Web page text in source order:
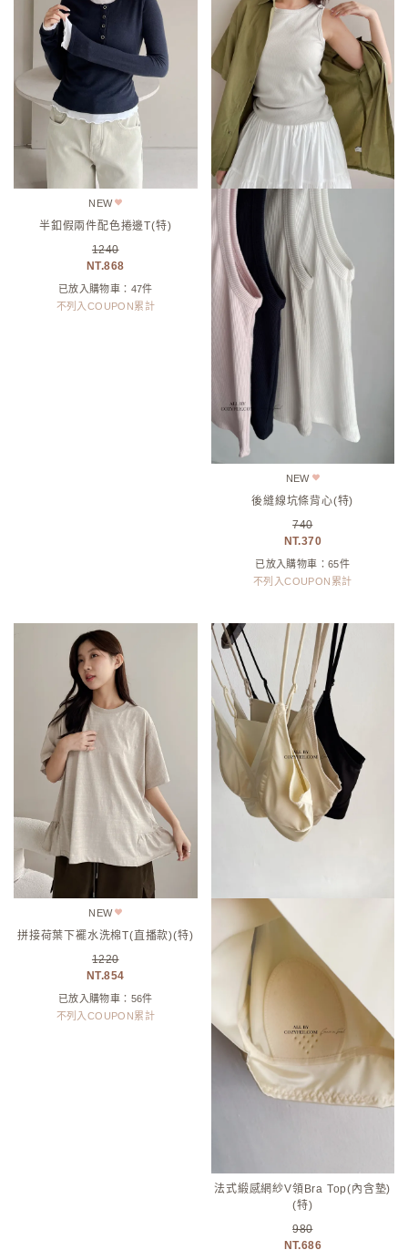
NEW
半釦假兩件配色捲邊T(特)
1240
868
已放入購物車：47件
不列入COUPON累計
NEW
後縫線坑條背心(特)
740
370
已放入購物車：65件
不列入COUPON累計
NEW
拼接荷葉下襬水洗棉T(直播款)(特)
1220
854
已放入購物車：56件
不列入COUPON累計
法式緞感網紗V領Bra Top(內含墊)
(特)
980
686
已放入購物車：9件
不列入COUPON累計
NEW
雙排釦翻領針織衫(直播影片)(特)
不列入COUPON累計